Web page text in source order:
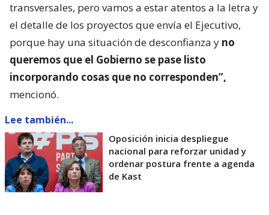
transversales, pero vamos a estar atentos a la letra y
el detalle de los proyectos que envía el Ejecutivo,
porque hay una situación de desconfianza y no
queremos que el Gobierno se pase listo
incorporando cosas que no corresponden”,
mencionó.
Lee también...
Oposición inicia despliegue
nacional para reforzar unidad y
ordenar postura frente a agenda
de Kast